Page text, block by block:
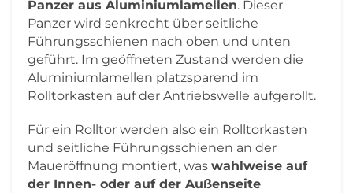
Panzer aus Aluminiumlamellen. Dieser
Panzer wird senkrecht über seitliche
Führungsschienen nach oben und unten
geführt. Im geöffneten Zustand werden die
Aluminiumlamellen platzsparend im
Rolltorkasten auf der Antriebswelle aufgerollt.
Für ein Rolltor werden also ein Rolltorkasten
und seitliche Führungsschienen an der
Maueröffnung montiert, was wahlweise auf
der Innen- oder auf der Außenseite